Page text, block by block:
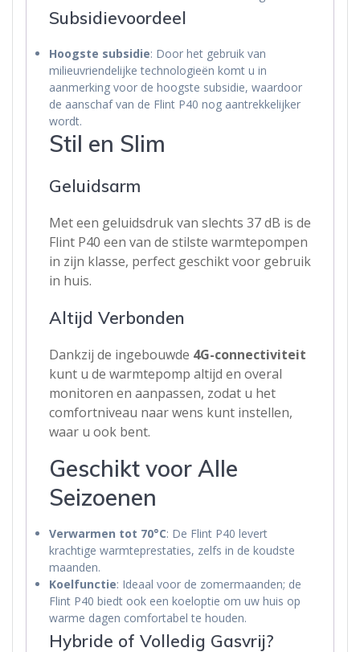
Subsidievoordeel
Hoogste subsidie: Door het gebruik van
milieuvriendelijke technologieën komt u in
aanmerking voor de hoogste subsidie, waardoor
de aanschaf van de Flint P40 nog aantrekkelijker
wordt.
Stil en Slim
Geluidsarm
Met een geluidsdruk van slechts 37 dB is de
Flint P40 een van de stilste warmtepompen
in zijn klasse, perfect geschikt voor gebruik
in huis.
Altijd Verbonden
Dankzij de ingebouwde 4G-connectiviteit
kunt u de warmtepomp altijd en overal
monitoren en aanpassen, zodat u het
comfortniveau naar wens kunt instellen,
waar u ook bent.
Geschikt voor Alle
Seizoenen
Verwarmen tot 70°C: De Flint P40 levert
krachtige warmteprestaties, zelfs in de koudste
maanden.
Koelfunctie: Ideaal voor de zomermaanden; de
Flint P40 biedt ook een koeloptie om uw huis op
warme dagen comfortabel te houden.
Hybride of Volledig Gasvrij?